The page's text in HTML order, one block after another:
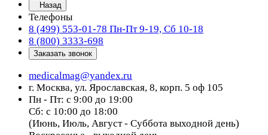
Назад
Телефоны
8 (499) 553-01-78 Пн-Пт 9-19, Сб 10-18
8 (800) 3333-698
Заказать звонок
medicalmag@yandex.ru
г. Москва, ул. Ярославская, 8, корп. 5 оф 105
Пн - Пт: с 9:00 до 19:00
Сб: с 10:00 до 18:00
(Июнь, Июль, Август - Суббота выходной день)